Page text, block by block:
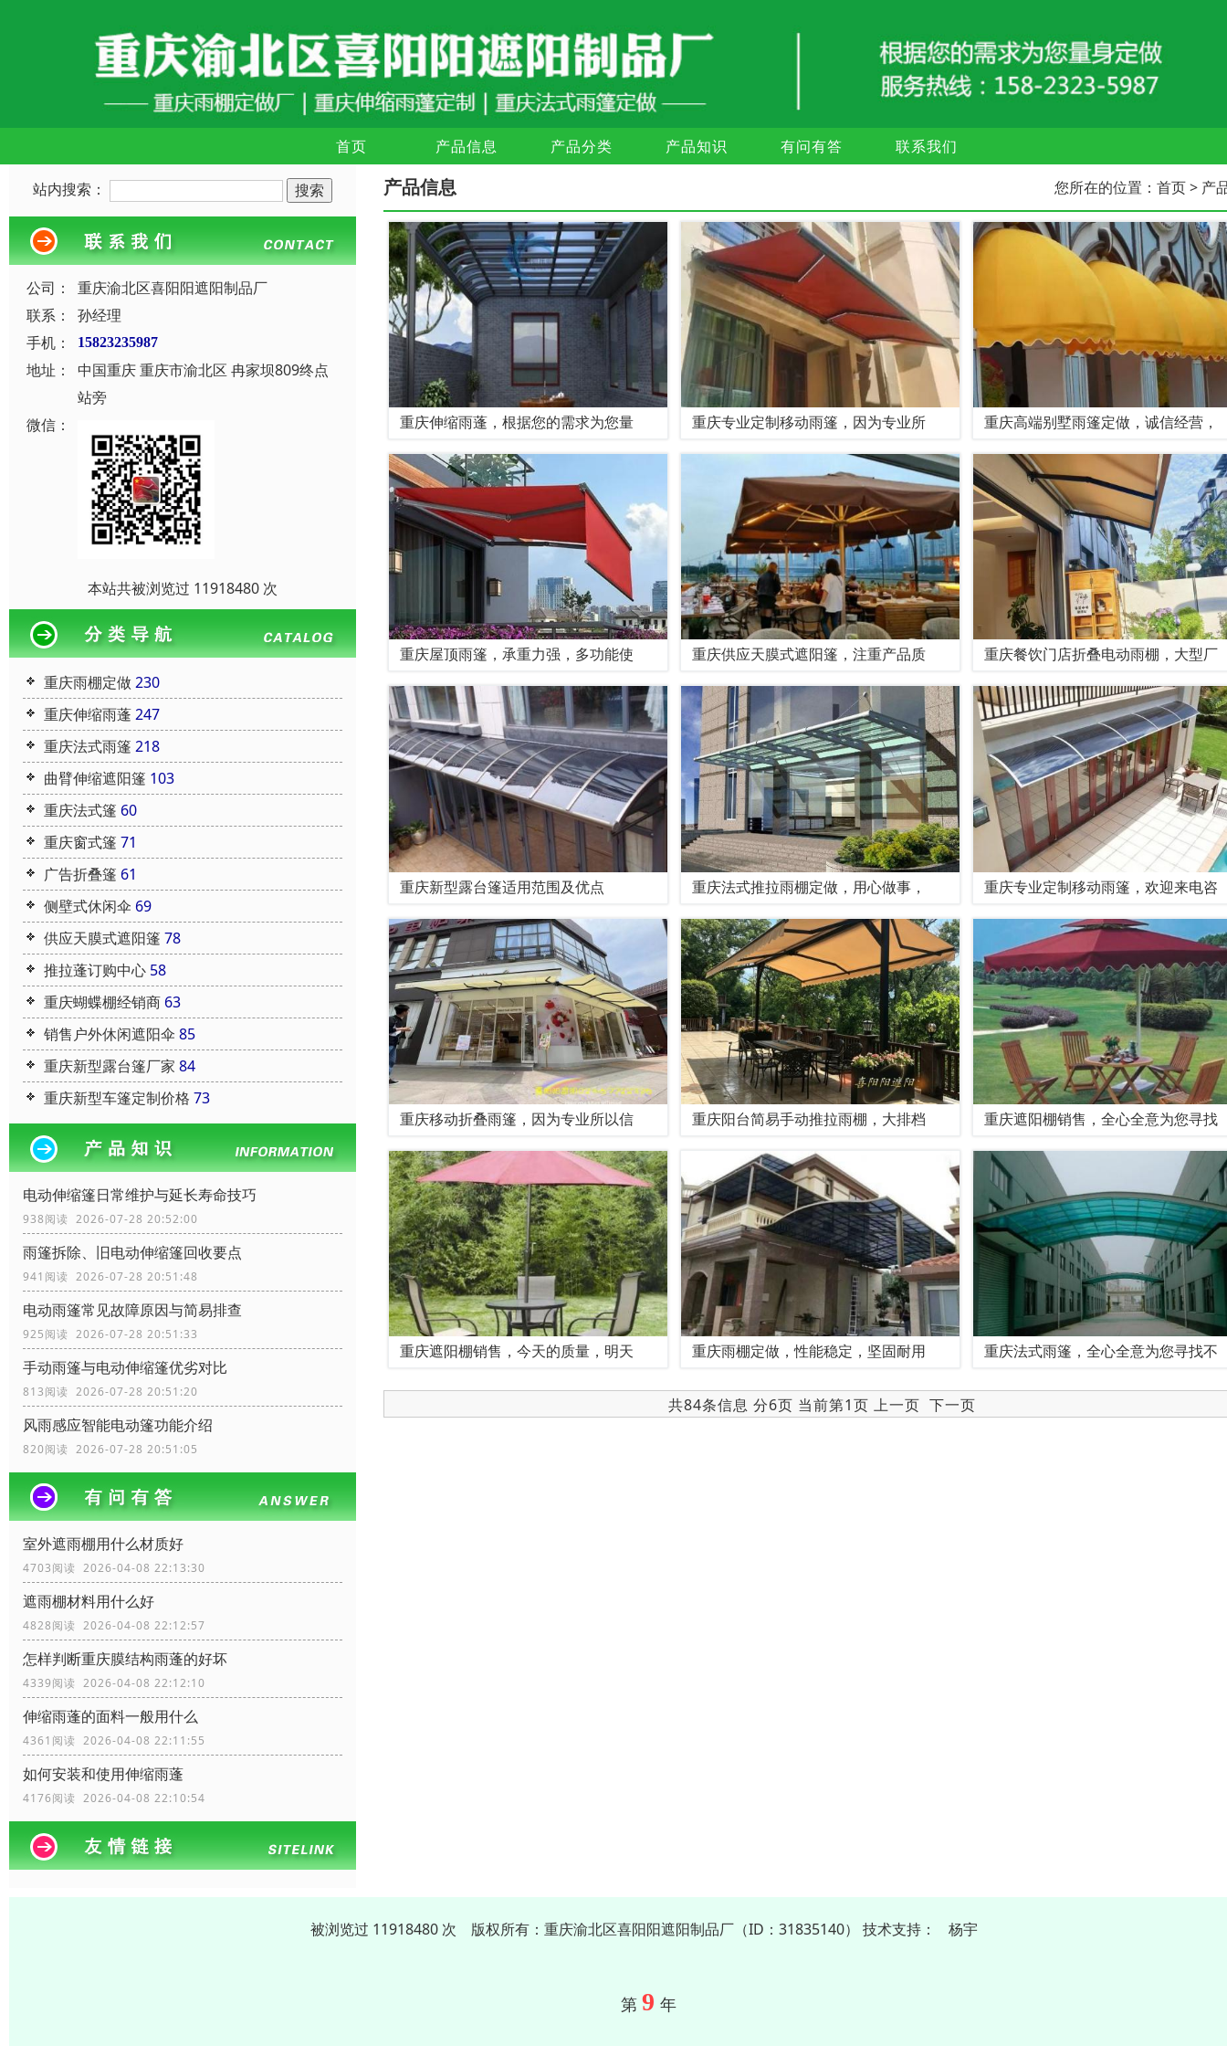
首页 产品信息 产品分类 产品知识 有问有答 联系我们
站内搜索：
公司：
重庆渝北区喜阳阳遮阳制品厂
联系：
孙经理
手机：
15823235987
地址：
中国重庆 重庆市渝北区 冉家坝809终点
站旁
微信：
本站共被浏览过 11918480 次
重庆雨棚定做230
重庆伸缩雨蓬247
重庆法式雨篷 218
曲臂伸缩遮阳篷 103
重庆法式篷 60
重庆窗式篷 71
广告折叠篷 61
侧壁式休闲伞 69
供应天膜式遮阳篷 78
推拉蓬订购中心 58
重庆蝴蝶棚经销商 63
销售户外休闲遮阳伞 85
重庆新型露台篷厂家 84
重庆新型车篷定制价格 73
电动伸缩篷日常维护与延长寿命技巧
938阅读 2026-07-28 20:52:00
雨篷拆除、旧电动伸缩篷回收要点
941阅读 2026-07-28 20:51:48
电动雨篷常见故障原因与简易排查
925阅读 2026-07-28 20:51:33
手动雨篷与电动伸缩篷优劣对比
813阅读 2026-07-28 20:51:20
风雨感应智能电动篷功能介绍
820阅读 2026-07-28 20:51:05
室外遮雨棚用什么材质好
4703阅读 2026-04-08 22:13:30
遮雨棚材料用什么好
4828阅读 2026-04-08 22:12:57
怎样判断重庆膜结构雨蓬的好坏
4339阅读 2026-04-08 22:12:10
伸缩雨蓬的面料一般用什么
4361阅读 2026-04-08 22:11:55
如何安装和使用伸缩雨蓬
4176阅读 2026-04-08 22:10:54
产品信息 您所在的位置： 首页> 产
重庆伸缩雨蓬，根据您的需求为您量 重庆专业定制移动雨篷，因为专业所 重庆高端别墅雨篷定做，诚信经营，
重庆屋顶雨篷，承重力强，多功能使 重庆供应天膜式遮阳篷，注重产品质 重庆餐饮门店折叠电动雨棚，大型厂
重庆新型露台篷适用范围及优点 重庆法式推拉雨棚定做，用心做事， 重庆专业定制移动雨篷，欢迎来电咨
重庆移动折叠雨篷，因为专业所以信 重庆阳台简易手动推拉雨棚，大排档 重庆遮阳棚销售，全心全意为您寻找
重庆遮阳棚销售，今天的质量，明天 重庆雨棚定做，性能稳定，坚固耐用 重庆法式雨篷，全心全意为您寻找不
共84条信息 分6页 当前第1页 上一页 下一页
被浏览过 11918480 次 版权所有：重庆渝北区喜阳阳遮阳制品厂（ID：31835140） 技术支持： 杨宇
第 9 年